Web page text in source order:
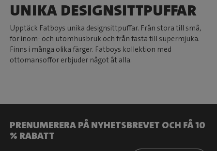
UNIKA DESIGNSITTPUFFAR
Upptäck Fatboys unika designsittpuffar. Från stora till små,
för inom- och utomhusbruk och från fasta till supermjuka.
Finns i många olika färger. Fatboys kollektion med
ottomansoffor erbjuder något åt alla.
PRENUMERERA PÅ NYHETSBREVET OCH FÅ 10
% RABATT